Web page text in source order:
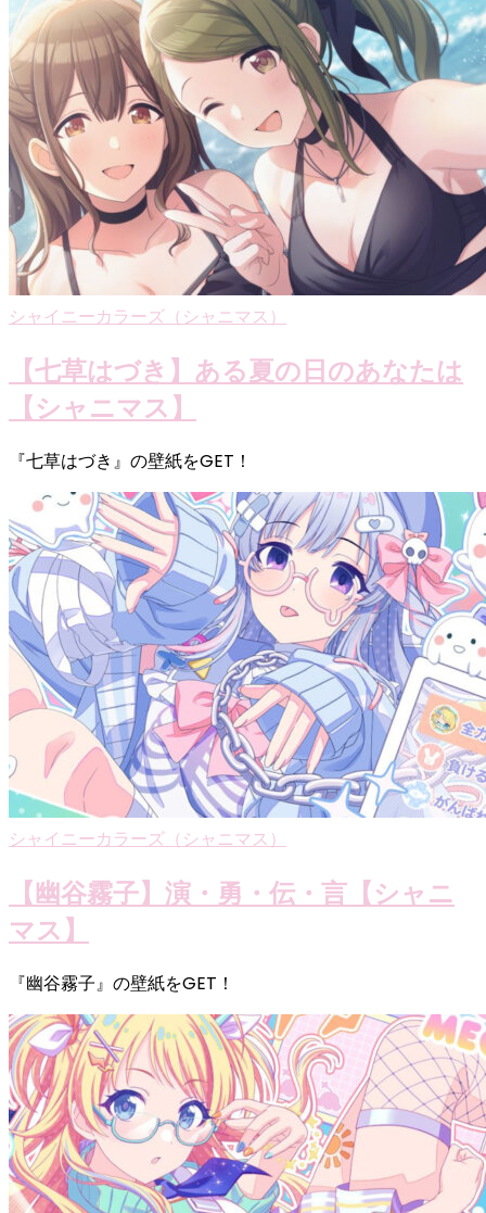
シャイニーカラーズ（シャニマス）
【七草はづき】ある夏の日のあなたは
【シャニマス】
『七草はづき』の壁紙をGET！
シャイニーカラーズ（シャニマス）
【幽谷霧子】演・勇・伝・言【シャニ
マス】
『幽谷霧子』の壁紙をGET！